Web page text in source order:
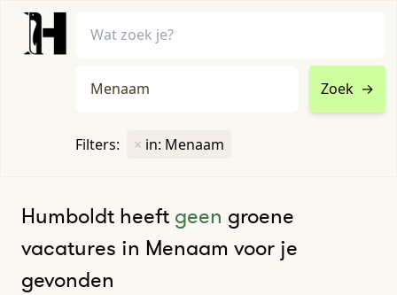
Zoek →
Filters: × in: Menaam
Humboldt heeft geen groene
vacatures in Menaam voor je
gevonden